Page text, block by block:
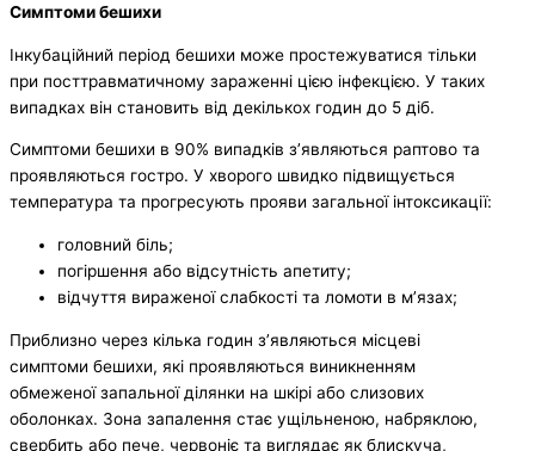
Симптоми бешихи
Інкубаційний період бешихи може простежуватися тільки
при посттравматичному зараженні цією інфекцією. У таких
випадках він становить від декількох годин до 5 діб.
Симптоми бешихи в 90% випадків з’являються раптово та
проявляються гостро. У хворого швидко підвищується
температура та прогресують прояви загальної інтоксикації:
головний біль;
погіршення або відсутність апетиту;
відчуття вираженої слабкості та ломоти в м’язах;
Приблизно через кілька годин з’являються місцеві
симптоми бешихи, які проявляються виникненням
обмеженої запальної ділянки на шкірі або слизових
оболонках. Зона запалення стає ущільненою, набряклою,
свербить або пече, червоніє та виглядає як блискуча,